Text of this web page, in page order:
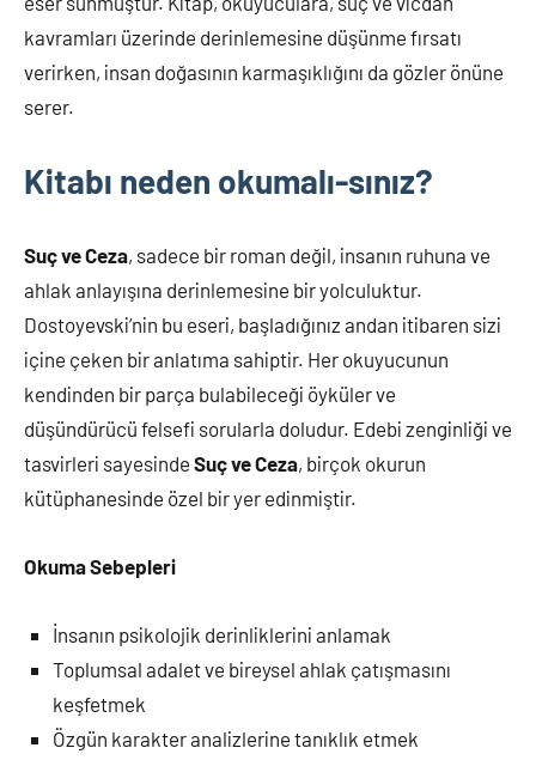
kavramları üzerinde derinlemesine düşünme fırsatı
verirken, insan doğasının karmaşıklığını da gözler önüne
serer.
Kitabı neden okumalı-sınız?
Suç ve Ceza, sadece bir roman değil, insanın ruhuna ve
ahlak anlayışına derinlemesine bir yolculuktur.
Dostoyevski’nin bu eseri, başladığınız andan itibaren sizi
içine çeken bir anlatıma sahiptir. Her okuyucunun
kendinden bir parça bulabileceği öyküler ve
düşündürücü felsefi sorularla doludur. Edebi zenginliği ve
tasvirleri sayesinde Suç ve Ceza, birçok okurun
kütüphanesinde özel bir yer edinmiştir.
Okuma Sebepleri
İnsanın psikolojik derinliklerini anlamak
Toplumsal adalet ve bireysel ahlak çatışmasını
keşfetmek
Özgün karakter analizlerine tanıklık etmek